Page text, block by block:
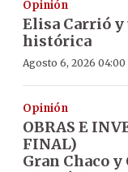
Opinión
Elisa Carrió y
histórica
Agosto 6, 2026 04:00
Opinión
OBRAS E
FINAL)
Gran Chaco